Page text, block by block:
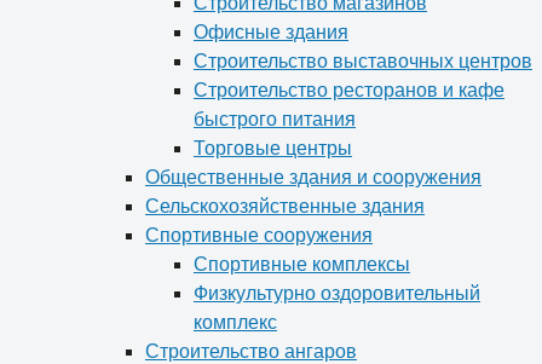
Офисные здания
Строительство выставочных центров
Строительство ресторанов и кафе
быстрого питания
Торговые центры
Общественные здания и сооружения
Сельскохозяйственные здания
Спортивные сооружения
Спортивные комплексы
Физкультурно оздоровительный
комплекс
Строительство ангаров